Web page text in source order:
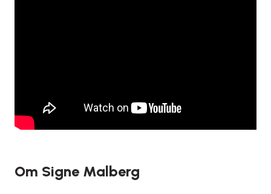
Om Signe Malberg